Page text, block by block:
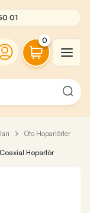
01
0
Oto Hoparlörler
Hoparlör